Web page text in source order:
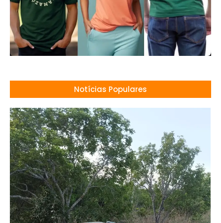
Notícias Populares